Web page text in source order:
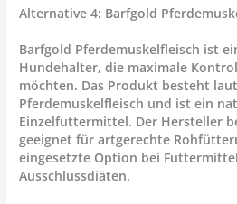
Alternative 4: Barfgold
Barfgold Pferdemuskelfleisch ist
Hundehalter, die maximale
möchten. Das Produkt besteht
Pferdemuskelfleisch und ist ein
Einzelfuttermittel. Der Hersteller
geeignet für artgerechte
eingesetzte Option bei
Ausschlussdiäten.